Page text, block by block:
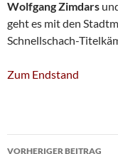
Wolfgang Zimdars
geht es mit den
Schnellschach-
Zum Endstand
VORHERIGER BEITRAG